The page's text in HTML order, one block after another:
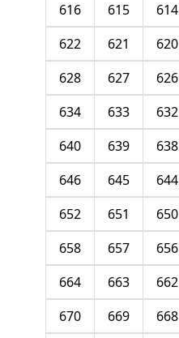
614
615
616
620
621
622
626
627
628
632
633
634
638
639
640
644
645
646
650
651
652
656
657
658
662
663
664
668
669
670